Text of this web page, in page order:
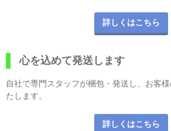
詳しくはこちら
心を込めて発送します
自社で専門スタッフが梱包・発送し、お客
たします。
詳しくはこちら